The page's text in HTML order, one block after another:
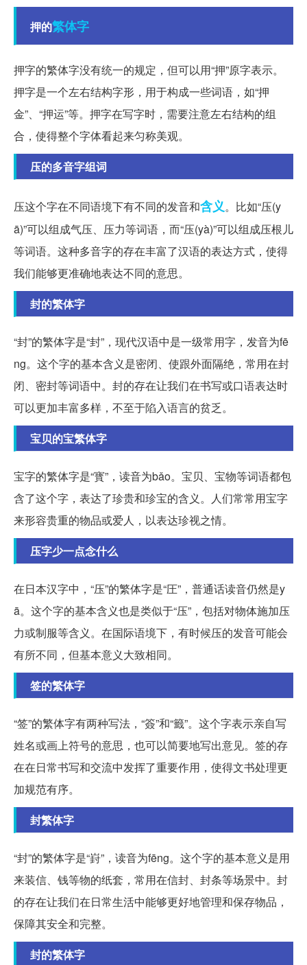
押的繁体字
押字的繁体字没有统一的规定，但可以用“押”原字表示。
押字是一个左右结构字形，用于构成一些词语，如“押
金”、“押运”等。押字在写字时，需要注意左右结构的组
合，使得整个字体看起来匀称美观。
压的多音字组词
压这个字在不同语境下有不同的发音和含义。比如“压(y
ā)”可以组成气压、压力等词语，而“压(yà)”可以组成压根儿
等词语。这种多音字的存在丰富了汉语的表达方式，使得
我们能够更准确地表达不同的意思。
封的繁体字
“封”的繁体字是“封”，现代汉语中是一级常用字，发音为fē
ng。这个字的基本含义是密闭、使跟外面隔绝，常用在封
闭、密封等词语中。封的存在让我们在书写或口语表达时
可以更加丰富多样，不至于陷入语言的贫乏。
宝贝的宝繁体字
宝字的繁体字是“寳”，读音为bǎo。宝贝、宝物等词语都包
含了这个字，表达了珍贵和珍宝的含义。人们常常用宝字
来形容贵重的物品或爱人，以表达珍视之情。
压字少一点念什么
在日本汉字中，“压”的繁体字是“圧”，普通话读音仍然是y
ā。这个字的基本含义也是类似于“压”，包括对物体施加压
力或制服等含义。在国际语境下，有时候压的发音可能会
有所不同，但基本意义大致相同。
签的繁体字
“签”的繁体字有两种写法，“簽”和“籤”。这个字表示亲自写
姓名或画上符号的意思，也可以简要地写出意见。签的存
在在日常书写和交流中发挥了重要作用，使得文书处理更
加规范有序。
封繁体字
“封”的繁体字是“崶”，读音为fēng。这个字的基本意义是用
来装信、钱等物的纸套，常用在信封、封条等场景中。封
的存在让我们在日常生活中能够更好地管理和保存物品，
保障其安全和完整。
封的繁体字